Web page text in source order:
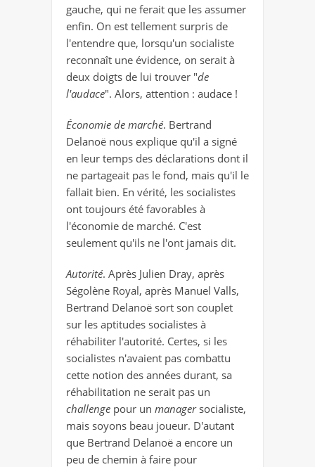
gauche, qui ne ferait que les assumer
enfin. On est tellement surpris de
l'entendre que, lorsqu'un socialiste
reconnaît une évidence, on serait à
deux doigts de lui trouver "de
l'audace". Alors, attention : audace !
Économie de marché. Bertrand
Delanoë nous explique qu'il a signé
en leur temps des déclarations dont il
ne partageait pas le fond, mais qu'il le
fallait bien. En vérité, les socialistes
ont toujours été favorables à
l'économie de marché. C'est
seulement qu'ils ne l'ont jamais dit.
Autorité. Après Julien Dray, après
Ségolène Royal, après Manuel Valls,
Bertrand Delanoë sort son couplet
sur les aptitudes socialistes à
réhabiliter l'autorité. Certes, si les
socialistes n'avaient pas combattu
cette notion des années durant, sa
réhabilitation ne serait pas un
challenge pour un managersocialiste,
mais soyons beau joueur. D'autant
que Bertrand Delanoë a encore un
peu de chemin à faire pour